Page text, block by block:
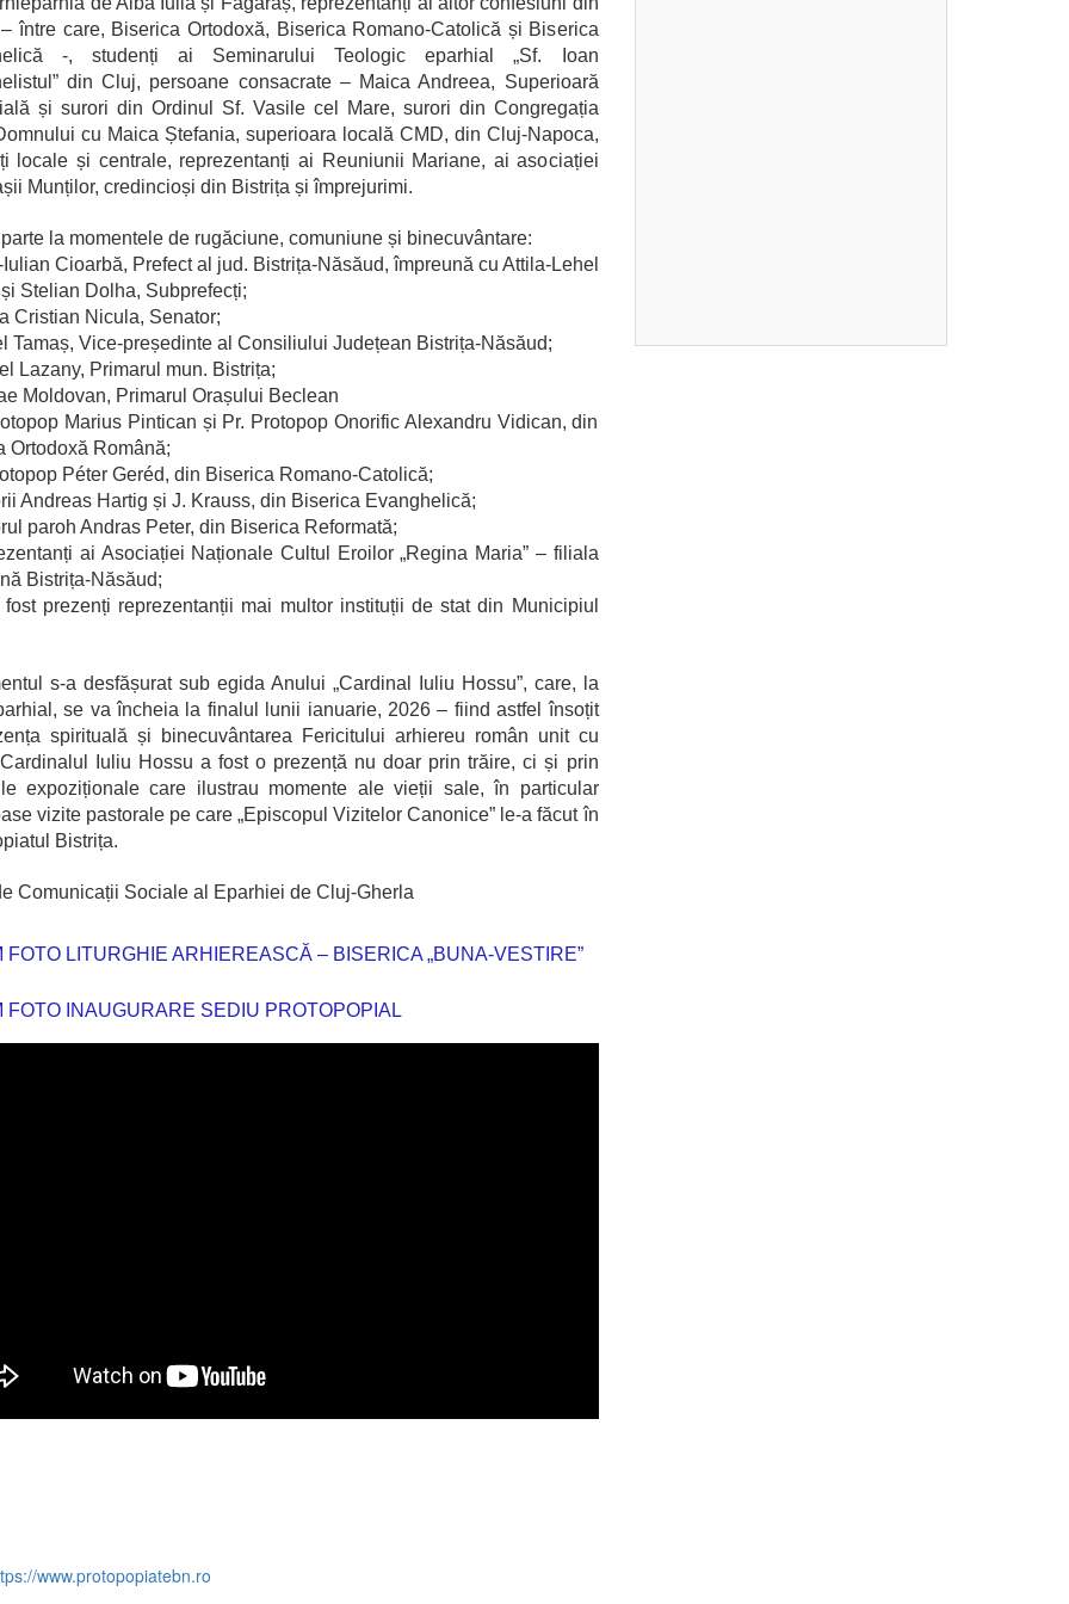
între care, Biserica Ortodoxă, Biserica Romano-Catolică și Biserica
-, studenți ai Seminarului Teologic eparhial „Sf. Ioan
din Cluj, persoane consacrate – Maica Andreea, Superioară
și surori din Ordinul Sf. Vasile cel Mare, surori din Congregația
cu Maica Ștefania, superioara locală CMD, din Cluj-Napoca,
locale și centrale, reprezentanți ai Reuniunii Mariane, ai asociației
Munților, credincioși din Bistrița și împrejurimi.
la momentele de rugăciune, comuniune și binecuvântare:
Cioarbă, Prefect al jud. Bistrița-Năsăud, împreună cu Attila-Lehel
Stelian Dolha, Subprefecți;
Cristian Nicula, Senator;
Tamaș, Vice-președinte al Consiliului Județean Bistrița-Năsăud;
Lazany, Primarul mun. Bistrița;
Moldovan, Primarul Orașului Beclean
Marius Pintican și Pr. Protopop Onorific Alexandru Vidican, din
Ortodoxă Română;
Péter Geréd, din Biserica Romano-Catolică;
Andreas Hartig și J. Krauss, din Biserica Evanghelică;
paroh Andras Peter, din Biserica Reformată;
ai Asociației Naționale Cultul Eroilor „Regina Maria” – filiala
Bistrița-Năsăud;
prezenți reprezentanții mai multor instituții de stat din Municipiul
s-a desfășurat sub egida Anului „Cardinal Iuliu Hossu”, care, la
se va încheia la finalul lunii ianuarie, 2026 – fiind astfel însoțit
spirituală și binecuvântarea Fericitului arhiereu român unit cu
Iuliu Hossu a fost o prezență nu doar prin trăire, ci și prin
expoziționale care ilustrau momente ale vieții sale, în particular
vizite pastorale pe care „Episcopul Vizitelor Canonice” le-a făcut în
Bistrița.
Comunicații Sociale al Eparhiei de Cluj-Gherla
FOTO LITURGHIE ARHIEREASCĂ – BISERICA „BUNA-VESTIRE”
FOTO INAUGURARE SEDIU PROTOPOPIAL
www.protopopiatebn.ro